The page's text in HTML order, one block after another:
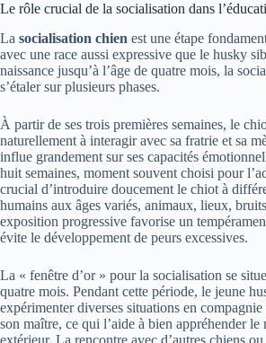
Le rôle crucial de la socialisation dans
La socialisation chien est une étape
avec une race aussi expressive que le husky
naissance jusqu’à l’âge de quatre mois, la
s’étaler sur plusieurs phases.
À partir de ses trois premières semaines, le
naturellement à interagir avec sa fratrie et sa
influe grandement sur ses capacités
huit semaines, moment souvent choisi pour
crucial d’introduire doucement le chiot à
humains aux âges variés, animaux, lieux,
exposition progressive favorise un
évite le développement de peurs excessives.
La « fenêtre d’or » pour la socialisation se
quatre mois. Pendant cette période, le jeune
expérimenter diverses situations en compagnie
son maître, ce qui l’aide à bien appréhender le